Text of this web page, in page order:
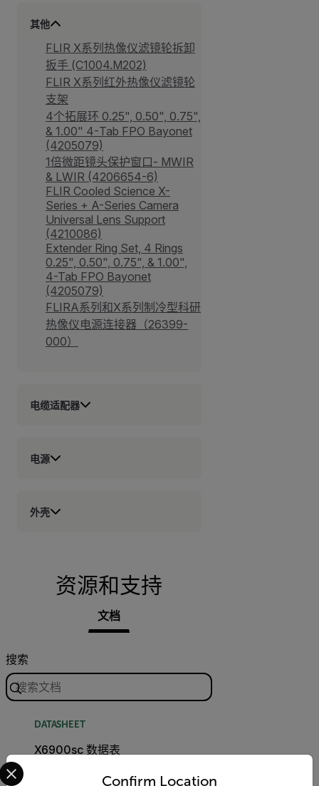
其他
FLIR X系列热像仪滤镜轮拆卸
扳手 (C1004.M202)
FLIR X系列红外热像仪滤镜轮
支架
4个拓展环 0.25", 0.50", 0.75",
& 1.00" 4-Tab FPO Bayonet
(4205079)
1倍微距镜头保护窗口- MWIR
& LWIR (4206654-6)
FLIR Cooled Science X-
Series + A-Series Camera
Universal Lens Support
(4210086)
Extender Ring Set, 4 Rings
0.25", 0.50", 0.75", & 1.00",
4-Tab FPO Bayonet
(4205079)
FLIRA系列和X系列制冷型科研
热像仪电源连接器（26399-
000）
电缆适配器
电源
外壳
资源和支持
文档
搜索
DATASHEET
X6900sc 数据表
Confirm Location
Select your preferred country and language from the